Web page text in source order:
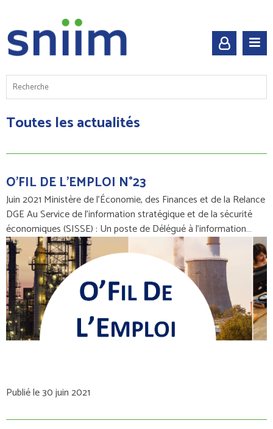
Toutes les actualités
O'FIL DE L'EMPLOI N°23
Juin 2021 Ministère de l'Économie, des Finances et de la Relance
DGE Au Service de l'information stratégique et de la sécurité
économiques (SISSE) : Un poste de Délégué à l'information…
Publié le 30 juin 2021